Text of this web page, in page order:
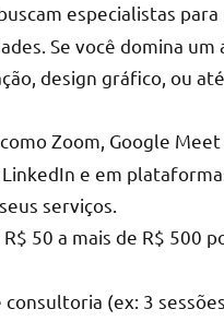
especialistas
Se você domina
design gráfico, ou
Zoom, Google
e em
serviços.
50 a mais de R$ 500
consultoria (ex: 3